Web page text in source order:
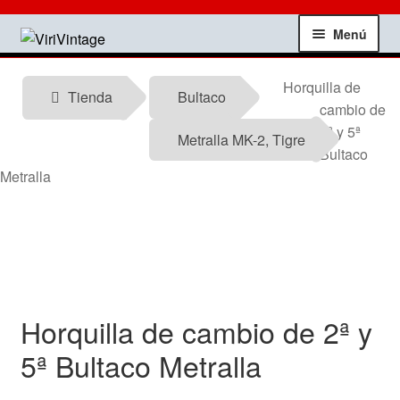
Ir
a
navegación
Ir
al
Menú
Tienda
Contactar
Testimonios
Ofertas
Tienda Bultaco
Metralla MK-2, Tigre
Horquilla de
cambio de
2ª y 5ª
Bultaco
Metralla
Horquilla de cambio de 2ª y
5ª Bultaco Metralla